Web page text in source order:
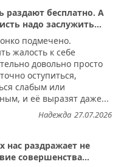
раздают бесплатно. А
надо заслужить...
подмечено.
жалость к себе
довольно просто
оступиться,
слабым или
и её выразят даже...
27.07.2026
Надежда
нас раздражает не
совершенства...